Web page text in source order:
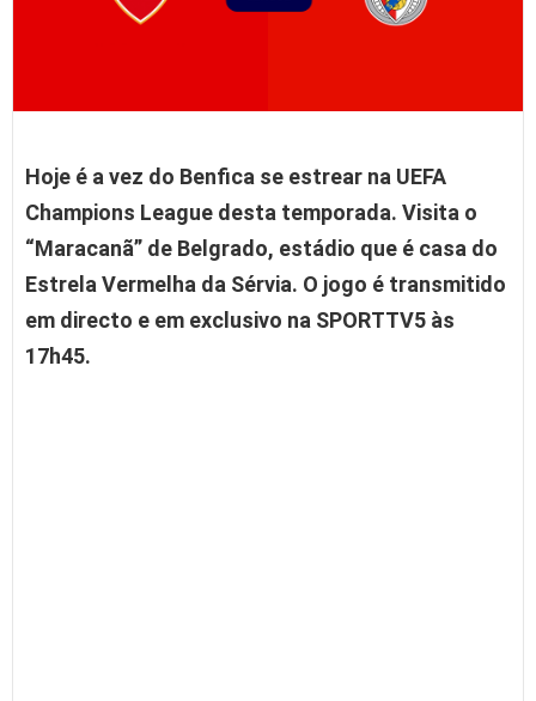
Hoje é a vez do Benfica se estrear na UEFA
Champions League desta temporada. Visita o
“Maracanã” de Belgrado, estádio que é casa do
Estrela Vermelha da Sérvia. O jogo é transmitido
em directo e em exclusivo na SPORTTV5 às
17h45.